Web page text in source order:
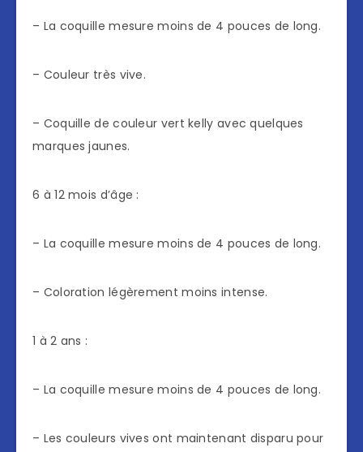
– La coquille mesure moins de 4 pouces de long.
– Couleur très vive.
– Coquille de couleur vert kelly avec quelques
marques jaunes.
6 à 12 mois d’âge :
– La coquille mesure moins de 4 pouces de long.
– Coloration légèrement moins intense.
1 à 2 ans :
– La coquille mesure moins de 4 pouces de long.
– Les couleurs vives ont maintenant disparu pour